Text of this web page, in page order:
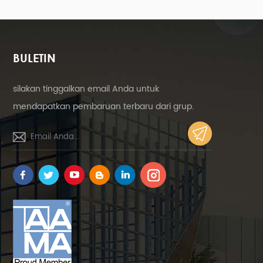
BULETIN
silakan tinggalkan email Anda untuk
mendapatkan pembaruan terbaru dari grup.